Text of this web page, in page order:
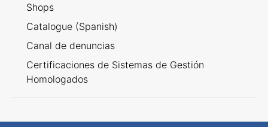
Shops
Catalogue (Spanish)
Canal de denuncias
Certificaciones de Sistemas de Gestión
Homologados